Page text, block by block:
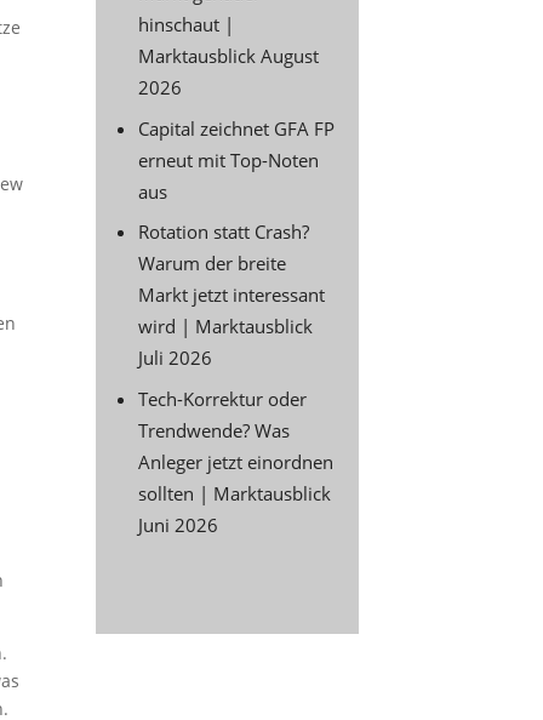
hinschaut |
Marktausblick August
2026
Capital zeichnet GFA FP
erneut mit Top-Noten
aus
Rotation statt Crash?
Warum der breite
Markt jetzt interessant
wird | Marktausblick
Juli 2026
Tech-Korrektur oder
Trendwende? Was
Anleger jetzt einordnen
sollten | Marktausblick
Juni 2026